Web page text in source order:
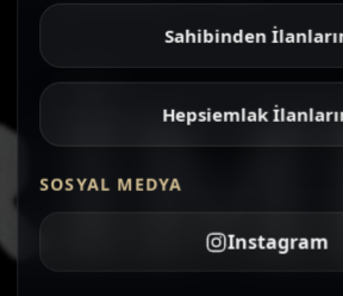
Sahibinden
Hepsiemlak
SOSYAL MEDYA
Instagram